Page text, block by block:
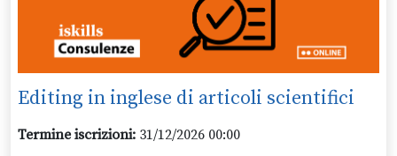
Editing in inglese di articoli scientifici
Termine iscrizioni: 31/12/2026 00:00